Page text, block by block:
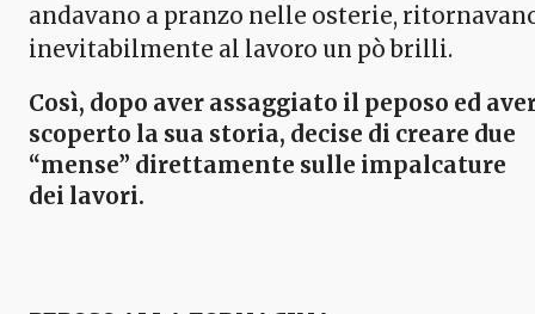
andavano a pranzo nelle osterie,
inevitabilmente al lavoro un pò brilli.
Così, dopo aver assaggiato il peposo ed
scoperto la sua storia, decise di creare due
“mense” direttamente sulle impalcature
dei lavori.